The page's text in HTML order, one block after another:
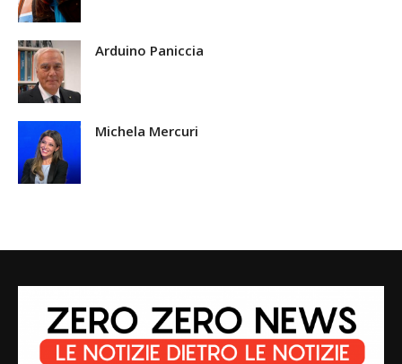
Arduino Paniccia
Michela Mercuri